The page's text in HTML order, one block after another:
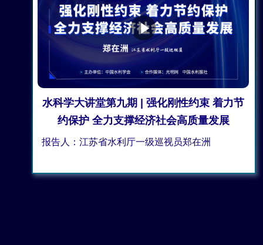
水科学大讲堂第九期 | 强化刚性约束 着力节
约保护 全力支撑经济社会高质量发展
报告人：江苏省水利厅一级巡视员郑在洲